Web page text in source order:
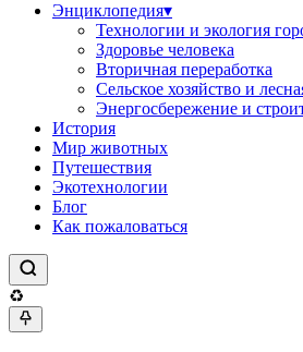
Энциклопедия▾
Технологии и экология
Здоровье человека
Вторичная переработка
Сельское хозяйство и
Энергосбережение и
История
Мир животных
Путешествия
Экотехнологии
Блог
Как пожаловаться
♻